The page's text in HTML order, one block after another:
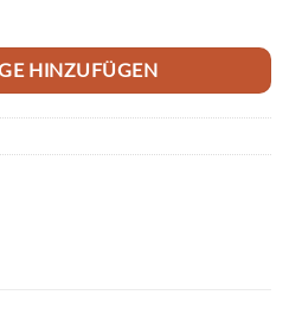
fein Menge
HINZUFÜGEN